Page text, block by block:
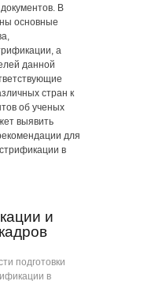
В
основные
а
данной
стран к
об ученых
выявить
для
в
и
подготовки
в